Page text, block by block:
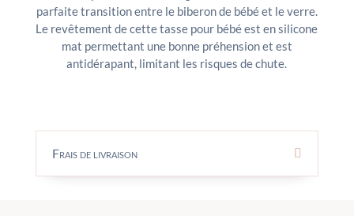
parfaite transition entre le biberon de bébé et le verre.
Le revêtement de cette tasse pour bébé est en silicone
mat permettant une bonne préhension et est
antidérapant, limitant les risques de chute.
Frais de livraison